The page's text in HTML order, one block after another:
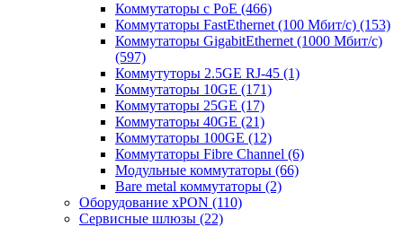
Коммутаторы с PoE (466)
Коммутаторы FastEthernet (100 Мбит/с) (153)
Коммутаторы GigabitEthernet (1000 Мбит/с)
(597)
Коммутуторы 2.5GE RJ-45 (1)
Коммутаторы 10GE (171)
Коммутаторы 25GE (17)
Коммутаторы 40GE (21)
Коммутаторы 100GE (12)
Коммутаторы Fibre Channel (6)
Модульные коммутаторы (66)
Bare metal коммутаторы (2)
Оборудование xPON (110)
Сервисные шлюзы (22)